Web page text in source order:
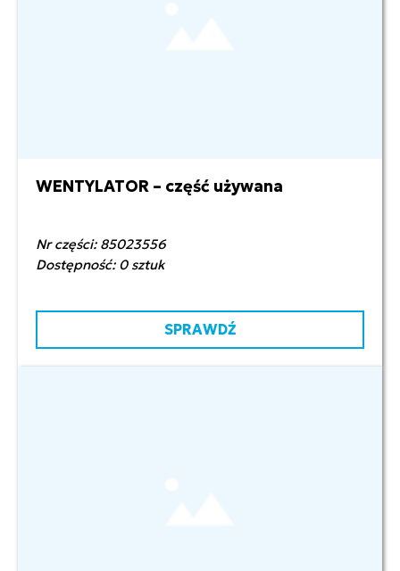
2 200,00 zł netto
WENTYLATOR – część używana
Nr części: 85023556
Dostępność: 0 sztuk
SPRAWDŹ